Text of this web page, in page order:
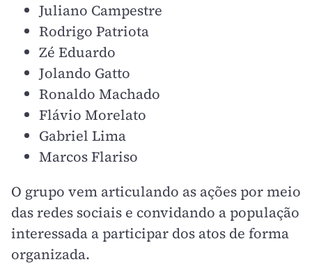
Juliano Campestre
Rodrigo Patriota
Zé Eduardo
Jolando Gatto
Ronaldo Machado
Flávio Morelato
Gabriel Lima
Marcos Flariso
O grupo vem articulando as ações por meio
das redes sociais e convidando a população
interessada a participar dos atos de forma
organizada.